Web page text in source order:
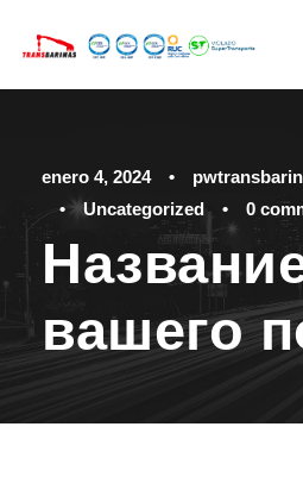
enero 4, 2024 •
•
Uncategorized • 0
вашего